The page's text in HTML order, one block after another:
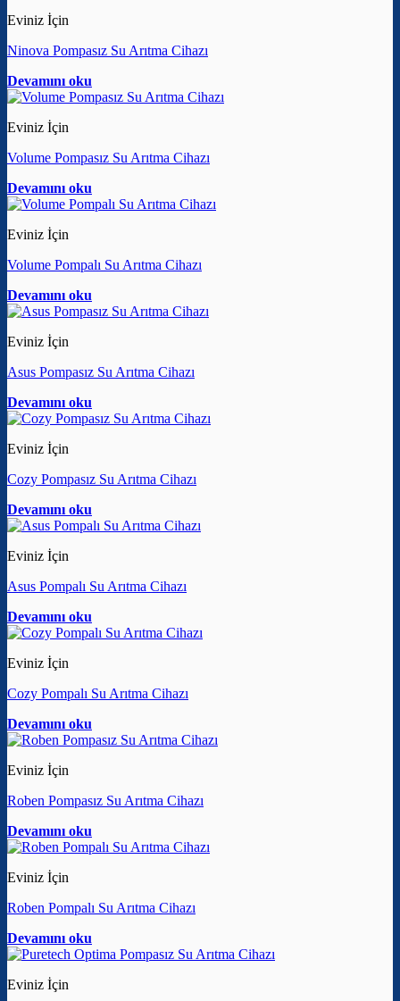
Eviniz İçin
Ninova Pompasız Su Arıtma Cihazı
Devamını oku
Eviniz İçin
Volume Pompasız Su Arıtma Cihazı
Devamını oku
Eviniz İçin
Volume Pompalı Su Arıtma Cihazı
Devamını oku
Eviniz İçin
Asus Pompasız Su Arıtma Cihazı
Devamını oku
Eviniz İçin
Cozy Pompasız Su Arıtma Cihazı
Devamını oku
Eviniz İçin
Asus Pompalı Su Arıtma Cihazı
Devamını oku
Eviniz İçin
Cozy Pompalı Su Arıtma Cihazı
Devamını oku
Eviniz İçin
Roben Pompasız Su Arıtma Cihazı
Devamını oku
Eviniz İçin
Roben Pompalı Su Arıtma Cihazı
Devamını oku
Eviniz İçin